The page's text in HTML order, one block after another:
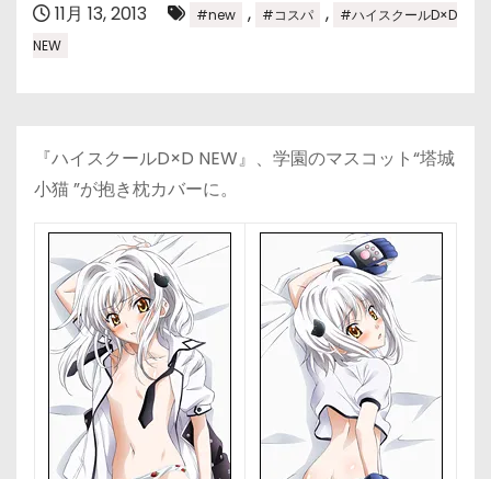
11月 13, 2013 #new , #コスパ ,
#ハイスクールD×D
NEW
『ハイスクールD×D NEW』、学園のマスコット“塔城
小猫 ”が抱き枕カバーに。